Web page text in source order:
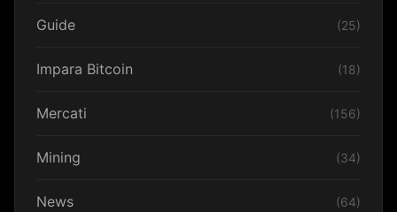
Guide (25)
Impara Bitcoin (18)
Mercati (156)
Mining (34)
News (64)